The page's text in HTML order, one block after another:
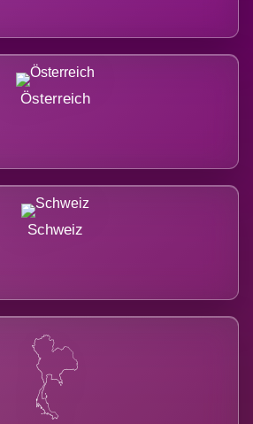
Österreich
Schweiz